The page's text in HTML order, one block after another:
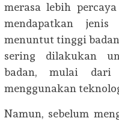
merasa lebih
mendapatkan
menuntut tinggi
sering dilakukan
badan, mulai dari
menggunakan
Namun, sebelum